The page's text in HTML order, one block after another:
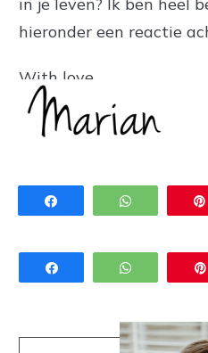
hieronder een reactie
With love,
WhatsApp
WhatsApp